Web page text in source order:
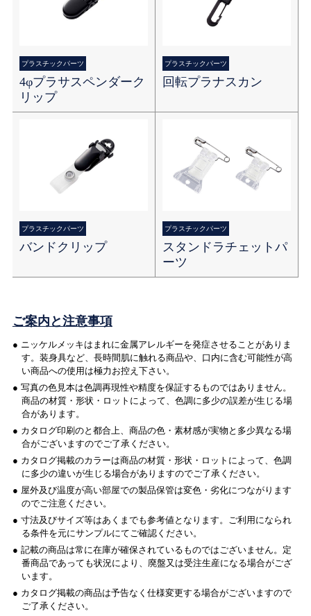
プラスチックパーツ
4φプラサスペンダーク
リップ
プラスチックパーツ
回転プラナスカン
プラスチックパーツ
バンドクリップ
プラスチックパーツ
スタンドラチェットパ
ーツ
ご案内と注意事項
● ニッケルメッキはまれに金属アレルギーを発症させることがありま
す。装身具など、長時間肌に触れる商品や、口内に含む可能性が高
い商品への使用は極力お控え下さい。
● 写真の色見本は色調再現性や精度を保証するものではありません。
商品の材質・形状・ロットによって、色調に多少の誤差が生じる場
合があります。
● カタログ印刷のと都合上、商品の色・素材感が実物と多少異なる場
合がございますのでご了承ください。
● カタログ掲載のカラーは商品の材質・形状・ロットによって、色調
に多少の違いが生じる場合がありますのでご了承ください。
● 屋外及び温度が高い部屋での製品保管は変色・劣化につながります
のでご注意ください。
● 寸法及びサイズ等はあくまでも参考値となります。ご利用になられ
る条件を元にサンプルにてご確認ください。
● 記載の商品は常に在庫が確保されているものではございません。定
番商品であっても状況により、廃盤又は受注生産になる場合がござ
います。
● カタログ掲載の商品は予告なく仕様変更する場合がございますので
ご了承ください。